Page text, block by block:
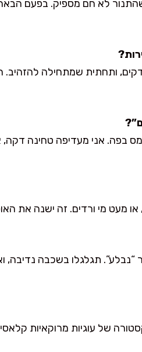
ותחתית שמתחילה להזהיב. הן
בפה. אני מעדיפה טחינה דקה,
מעט מי ורדים. זה ישנה את
תגלגלו בשכבה נדיבה,
של עוגיות מרוקאיות